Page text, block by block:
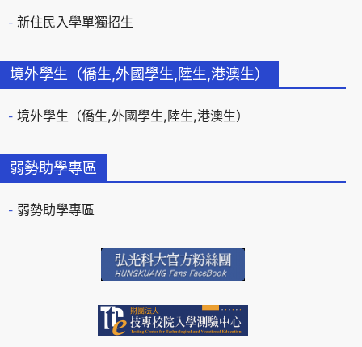
新住民入學單獨招生
境外學生（僑生,外國學生,陸生,港澳生）
境外學生（僑生,外國學生,陸生,港澳生）
弱勢助學專區
弱勢助學專區